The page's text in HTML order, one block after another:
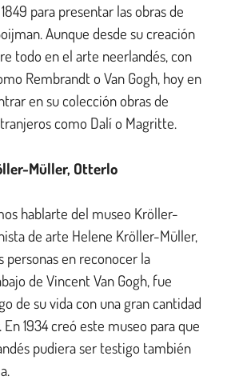
para presentar las obras de
Aunque desde su creación
todo en el arte neerlandés, con
Rembrandt o Van Gogh, hoy en
en su colección obras de
como Dalí o Magritte.
Müller, Otterlo
hablarte del museo Kröller-
de arte Helene Kröller-Müller,
personas en reconocer la
de Vincent Van Gogh, fue
de su vida con una gran cantidad
1934 creó este museo para que
pudiera ser testigo también